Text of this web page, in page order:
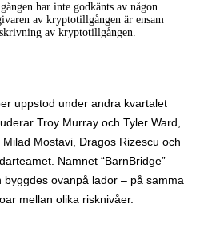
har inte godkänts av någon
av kryptotillgången är ensam
av kryptotillgången.
uppstod under andra kvartalet
Troy Murray och Tyler Ward,
Mostavi, Dragos Rizescu och
Namnet “BarnBridge”
ovanpå lador – på samma
mellan olika risknivåer.